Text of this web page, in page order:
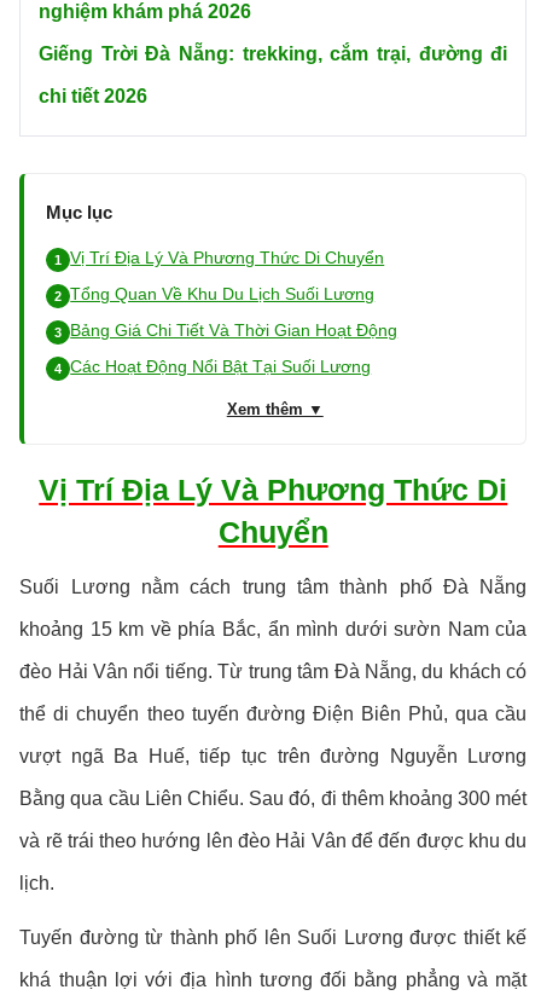
nghiệm khám phá 2026
Giếng Trời Đà Nẵng: trekking, cắm trại, đường đi
chi tiết 2026
Mục lục
Vị Trí Địa Lý Và Phương Thức Di Chuyển
Tổng Quan Về Khu Du Lịch Suối Lương
Bảng Giá Chi Tiết Và Thời Gian Hoạt Động
Các Hoạt Động Nổi Bật Tại Suối Lương
Xem thêm ▼
Vị Trí Địa Lý Và Phương Thức Di
Chuyển
Suối Lương nằm cách trung tâm thành phố Đà Nẵng
khoảng 15 km về phía Bắc, ẩn mình dưới sườn Nam của
đèo Hải Vân nổi tiếng. Từ trung tâm Đà Nẵng, du khách có
thể di chuyển theo tuyến đường Điện Biên Phủ, qua cầu
vượt ngã Ba Huế, tiếp tục trên đường Nguyễn Lương
Bằng qua cầu Liên Chiểu. Sau đó, đi thêm khoảng 300 mét
và rẽ trái theo hướng lên đèo Hải Vân để đến được khu du
lịch.
Tuyến đường từ thành phố lên Suối Lương được thiết kế
khá thuận lợi với địa hình tương đối bằng phẳng và mặt